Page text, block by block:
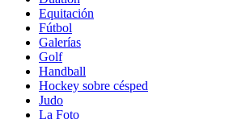
Equitación
Fútbol
Galerías
Golf
Handball
Hockey sobre césped
Judo
La Foto